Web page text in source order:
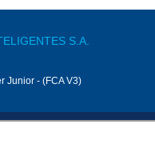
S.A.
Junior - (FCA V3)